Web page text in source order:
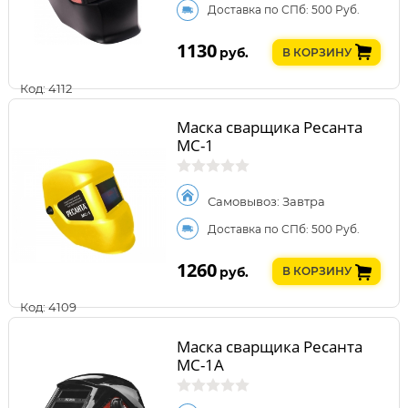
Код: 4112
Доставка по СПб: 500 Руб.
1130 руб. В КОРЗИНУ
Код: 4109
Маска сварщика Ресанта
МС-1
Самовывоз: Завтра
Доставка по СПб: 500 Руб.
1260 руб. В КОРЗИНУ
Маска сварщика Ресанта
МС-1А